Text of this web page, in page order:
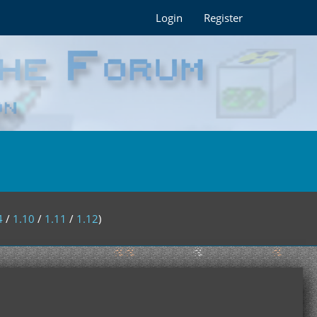
Login Register
/ 1.10 / 1.11 / 1.12)